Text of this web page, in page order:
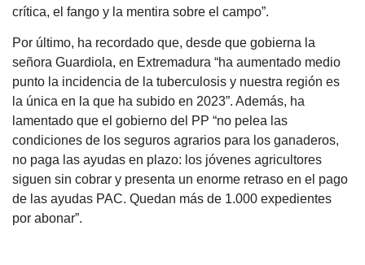
crítica, el fango y la mentira sobre el campo”.
Por último, ha recordado que, desde que gobierna la
señora Guardiola, en Extremadura “ha aumentado medio
punto la incidencia de la tuberculosis y nuestra región es
la única en la que ha subido en 2023”. Además, ha
lamentado que el gobierno del PP “no pelea las
condiciones de los seguros agrarios para los ganaderos,
no paga las ayudas en plazo: los jóvenes agricultores
siguen sin cobrar y presenta un enorme retraso en el pago
de las ayudas PAC. Quedan más de 1.000 expedientes
por abonar”.